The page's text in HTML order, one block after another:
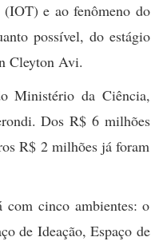
e ao fenômeno do
possível, do estágio
Cleyton Avi.
Ministério da Ciência,
Dos R$ 6 milhões
R$ 2 milhões já foram
com cinco ambientes: o
de Ideação, Espaço de